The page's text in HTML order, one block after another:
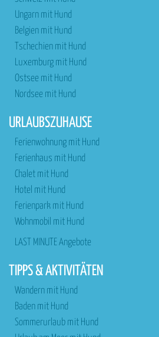
Ungarn mit Hund
Belgien mit Hund
Tschechien mit Hund
Luxemburg mit Hund
Ostsee mit Hund
Nordsee mit Hund
URLAUBSZUHAUSE
Ferienwohnung mit Hund
Ferienhaus mit Hund
Chalet mit Hund
Hotel mit Hund
Ferienpark mit Hund
Wohnmobil mit Hund
LAST MINUTE Angebote
TIPPS & AKTIVITÄTEN
Wandern mit Hund
Baden mit Hund
Sommerurlaub mit Hund